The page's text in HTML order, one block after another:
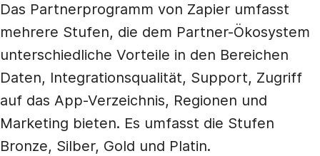
Das Partnerprogramm von Zapier umfasst
mehrere Stufen, die dem Partner-Ökosystem
unterschiedliche Vorteile in den Bereichen
Daten, Integrationsqualität, Support, Zugriff
auf das App-Verzeichnis, Regionen und
Marketing bieten. Es umfasst die Stufen
Bronze, Silber, Gold und Platin.